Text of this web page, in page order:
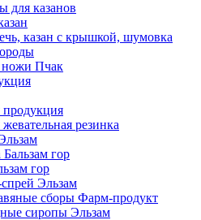
для казанов
казан с крышкой, шумовка
ножи Пчак
продукция
резинка
гор
гор
Эльзам
сборы Фарм-продукт
сиропы Эльзам